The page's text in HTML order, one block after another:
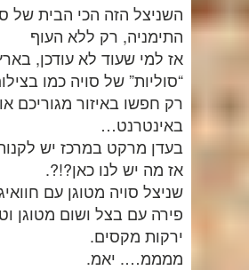
השניצל הזה הכי הבית של
התימניה, רק ללא העוף
אז למי שעוד לא עודכן,
“סוליות” של סויה כמו
רק חפשו באיזור מגוריכם או
באינטרנט…
בעדן מרקט במרכז יש
אז מה יש לנו כאן?!?.
שניצל סויה מטוגן עם
פירה עם בצל ושום מטוגן
ירקות מקסים.
ממממ…. יאמ.